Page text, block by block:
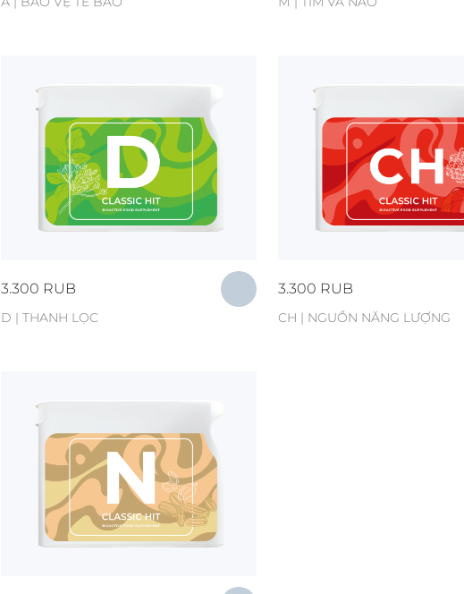
3.300 RUB
D | THANH LỌC
3.300 RUB
CH | NGUỒN NĂNG LƯỢNG